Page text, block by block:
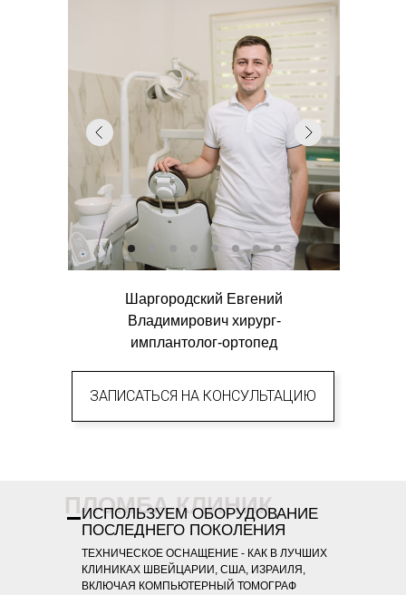
ЗАПИСАТЬСЯ НА КОНСУЛЬТАЦИЮ
Шаргородский Евгений
Владимирович хирург-
имплантолог-ортопед
ПЛОМБА КЛИНИК
ИСПОЛЬЗУЕМ ОБОРУДОВАНИЕ
ПОСЛЕДНЕГО ПОКОЛЕНИЯ
ТЕХНИЧЕСКОЕ ОСНАЩЕНИЕ - КАК В ЛУЧШИХ
КЛИНИКАХ ШВЕЙЦАРИИ, США, ИЗРАИЛЯ,
ВКЛЮЧАЯ КОМПЬЮТЕРНЫЙ ТОМОГРАФ